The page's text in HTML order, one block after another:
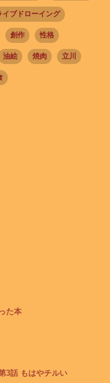
イブドローイング
創作 性格
油絵 焼肉 立川
た本
3話 もはやチルい